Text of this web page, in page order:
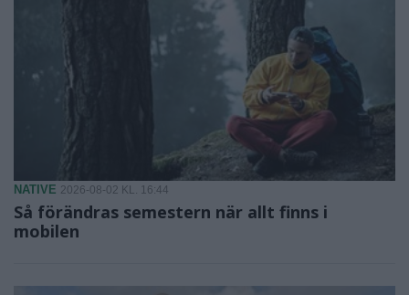
NATIVE 2026-08-02 KL. 16:44
Så förändras semestern när allt finns i
mobilen